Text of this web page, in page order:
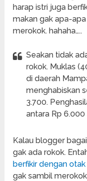
harap istri juga
makan gak apa-
merokok. hahaha…..
Seakan tidak
rokok. Muklas
di daerah
menghabiskan
3.700.
antara Rp 6.000
Kalau blogger
gak ada rokok.
berfikir dengan otak
gak sambil